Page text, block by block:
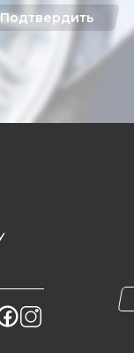
Подтвердить